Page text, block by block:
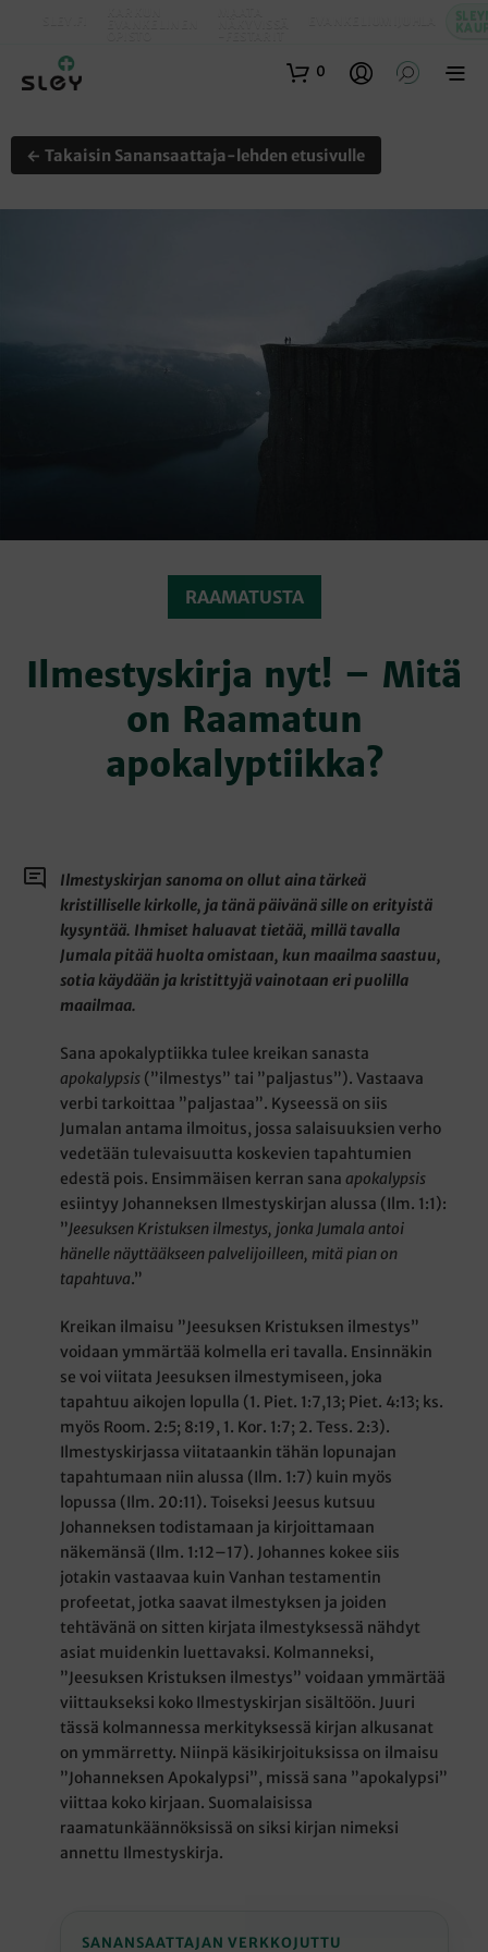
0
← Takaisin Sanansaattaja-lehden etusivulle
RAAMATUSTA
Ilmestyskirja nyt! – Mitä
on Raamatun
apokalyptiikka?
Ilmestyskirjan sanoma on ollut aina tärkeä
kristilliselle kirkolle, ja tänä päivänä sille on erityistä
kysyntää. Ihmiset haluavat tietää, millä tavalla
Jumala pitää huolta omistaan, kun maailma saastuu,
sotia käydään ja kristittyjä vainotaan eri puolilla
maailmaa.
Sana apokalyptiikka tulee kreikan sanasta
apokalypsis (”ilmestys” tai ”paljastus”). Vastaava
verbi tarkoittaa ”paljastaa”. Kyseessä on siis
Jumalan antama ilmoitus, jossa salaisuuksien verho
vedetään tulevaisuutta koskevien tapahtumien
edestä pois. Ensimmäisen kerran sanaapokalypsis
esiintyy Johanneksen Ilmestyskirjan alussa (Ilm. 1:1):
”Jeesuksen Kristuksen ilmestys, jonka Jumala antoi
hänelle näyttääkseen palvelijoilleen, mitä pian on
tapahtuva.”
Kreikan ilmaisu ”Jeesuksen Kristuksen ilmestys”
voidaan ymmärtää kolmella eri tavalla. Ensinnäkin
se voi viitata Jeesuksen ilmestymiseen, joka
tapahtuu aikojen lopulla (1. Piet. 1:7,13; Piet. 4:13; ks.
myös Room. 2:5; 8:19, 1. Kor. 1:7; 2. Tess. 2:3).
Ilmestyskirjassa viitataankin tähän lopunajan
tapahtumaan niin alussa (Ilm. 1:7) kuin myös
lopussa (Ilm. 20:11). Toiseksi Jeesus kutsuu
Johanneksen todistamaan ja kirjoittamaan
näkemänsä (Ilm. 1:12–17). Johannes kokee siis
jotakin vastaavaa kuin Vanhan testamentin
profeetat, jotka saavat ilmestyksen ja joiden
tehtävänä on sitten kirjata ilmestyksessä nähdyt
asiat muidenkin luettavaksi. Kolmanneksi,
”Jeesuksen Kristuksen ilmestys” voidaan ymmärtää
viittaukseksi koko Ilmestyskirjan sisältöön. Juuri
tässä kolmannessa merkityksessä kirjan alkusanat
on ymmärretty. Niinpä käsikirjoituksissa on ilmaisu
”Johanneksen Apokalypsi”, missä sana ”apokalypsi”
viittaa koko kirjaan. Suomalaisissa
raamatunkäännöksissä on siksi kirjan nimeksi
annettu Ilmestyskirja.
SANANSAATTAJAN VERKKOJUTTU